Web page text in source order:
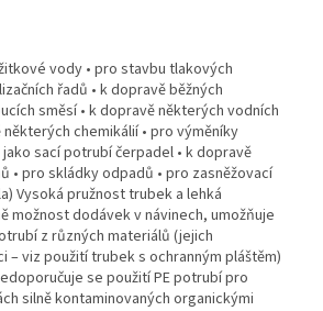
vody • pro stavbu tlakových
řadů • k dopravě běžných
směsí • k dopravě některých vodních
chemikálií • pro výměníky
sací potrubí čerpadel • k dopravě
• pro skládky odpadů • pro zasněžovací
Vysoká pružnost trubek a lehká
možnost dodávek v návinech, umožňuje
z různých materiálů (jejich
– viz použití trubek s ochranným pláštěm)
se použití PE potrubí pro
silně kontaminovaných organickými